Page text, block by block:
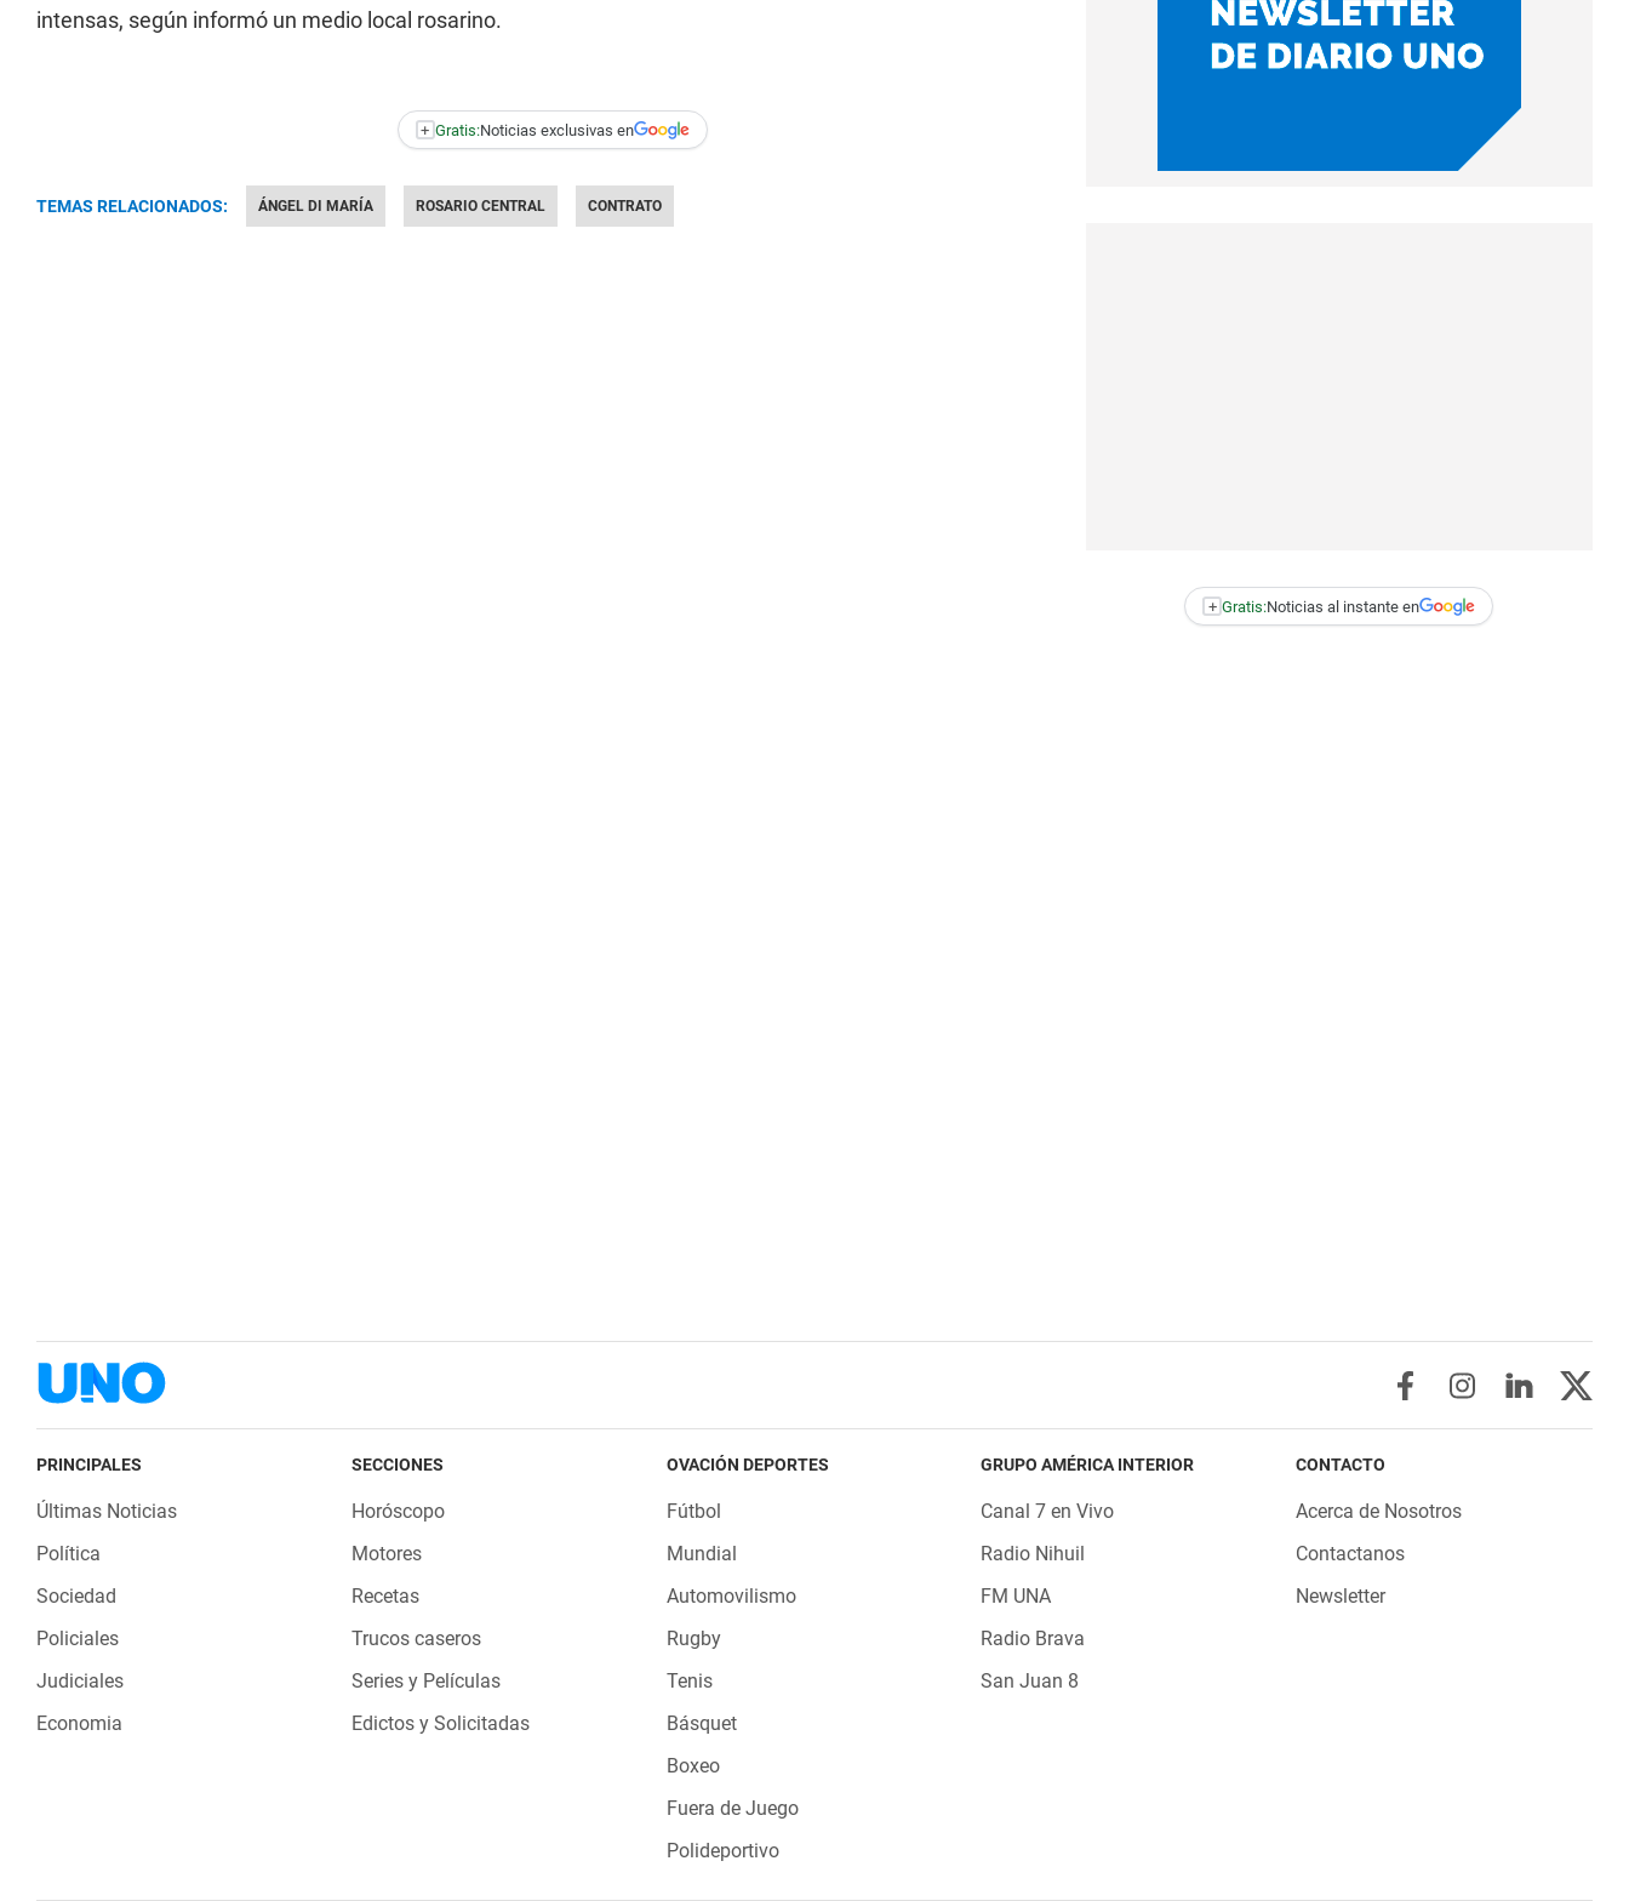
intensas, según informó un medio local rosarino.
+ Gratis:Noticias exclusivas en
TEMAS RELACIONADOS: ÁNGEL DI MARÍA ROSARIO CENTRAL CONTRATO
+ Gratis:Noticias al instante en
PRINCIPALES
Últimas Noticias
Política
Sociedad
Policiales
Judiciales
Economia
SECCIONES
Horóscopo
Motores
Recetas
Trucos caseros
Series y Películas
Edictos y Solicitadas
OVACIÓN DEPORTES
Fútbol
Mundial
Automovilismo
Rugby
Tenis
Básquet
Boxeo
Fuera de Juego
Polideportivo
GRUPO AMÉRICA INTERIOR
Canal 7 en Vivo
Radio Nihuil
FM UNA
Radio Brava
San Juan 8
CONTACTO
Acerca de Nosotros
Contactanos
Newsletter